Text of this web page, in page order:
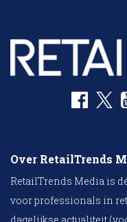
Over RetailTrends
RetailTrends Media is
voor professionals in